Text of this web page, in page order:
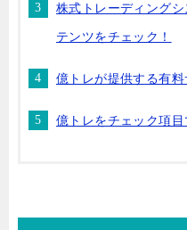
株式トレーディング
テンツをチェック！
億トレが提供する有料
億トレをチェック項目